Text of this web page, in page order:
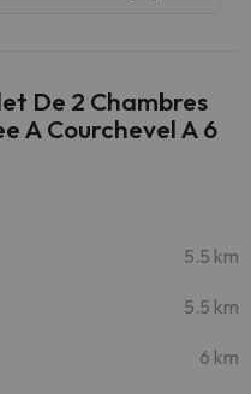
De 2 Chambres
A Courchevel A 6
5.5 km
5.5 km
6 km